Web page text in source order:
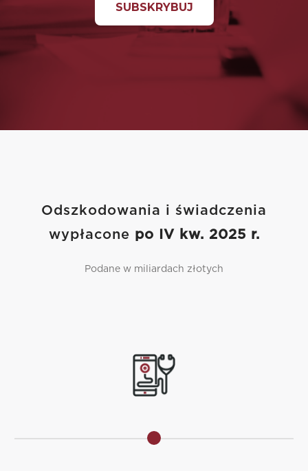
Odszkodowania i świadczenia
wypłacone po IV kw. 2025 r.
Podane w miliardach złotych